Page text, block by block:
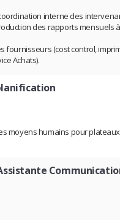
interne des
des rapports mensuels
fournisseurs (cost control,
Achats).
moyens humains pour